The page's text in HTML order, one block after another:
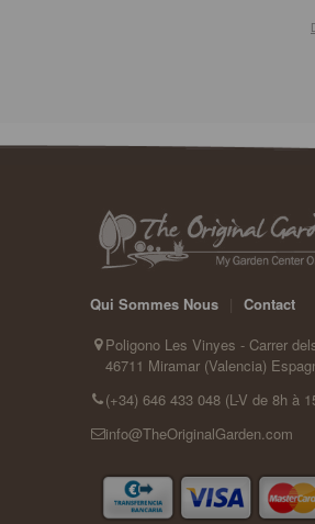
Qui Sommes Nous
Contact
Poligono Les Vinyes - Carrer
46711 Miramar (Valencia)
(+34) 646 433 048 (L-V de 8h à
info@TheOriginalGarden.com